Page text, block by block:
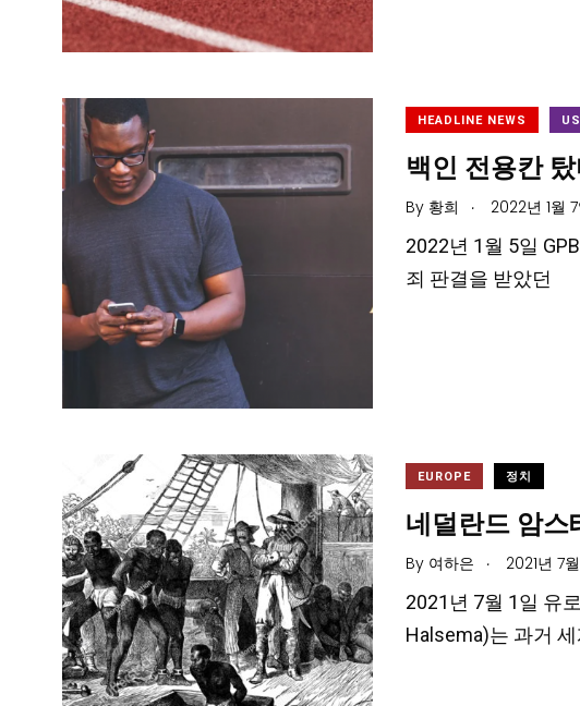
HEADLINE NEWS
백인 전용칸
By 황희 . 2022년 1월
2022년 1월 5일
죄 판결을 받았던
EUROPE 정치
네덜란드 암스
By 여하은 . 2021년 7
2021년 7월 1일 유
Halsema)는 과거